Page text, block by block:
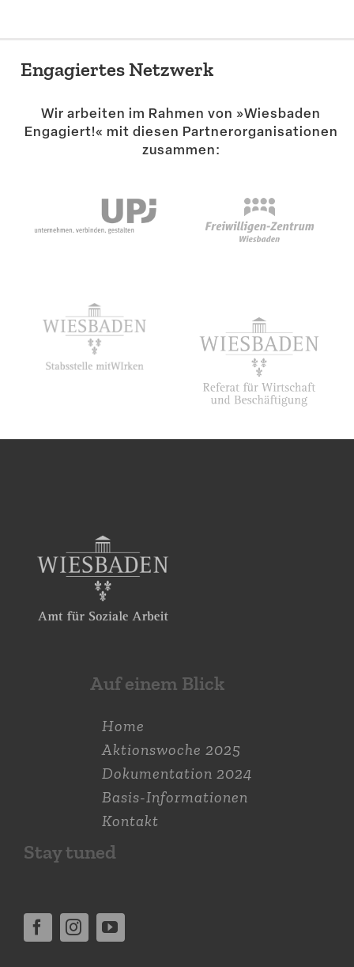
Engagiertes Netzwerk
Wir arbeiten im Rahmen von »Wiesbaden
Engagiert!« mit diesen Partner­or­ga­ni­sa­tionen
zusammen:
Auf einem Blick
Home
Aktions­woche 2025
Dokumen­tation 2024
Basis-Informationen
Kontakt
Stay tuned